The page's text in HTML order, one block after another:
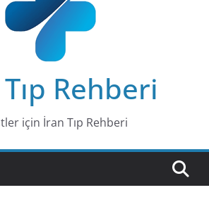
Rehberi
için İran Tıp Rehberi